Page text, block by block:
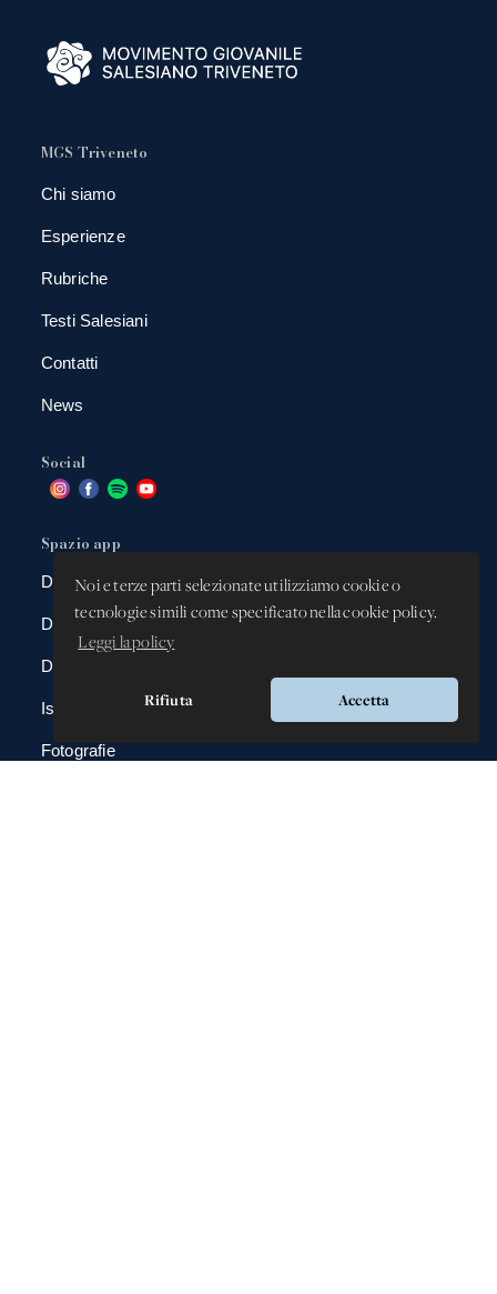
Noi e terze parti selezionate utilizziamo cookie o
tecnologie simili come specificato nella cookie policy.
Leggi la policy
Rifiuta Accetta
MGS Triveneto
Chi siamo
Esperienze
Rubriche
Testi Salesiani
Contatti
News
Social
Spazio app
DBAnima
DBContest
DBDrive
Iscrizioni
Fotografie